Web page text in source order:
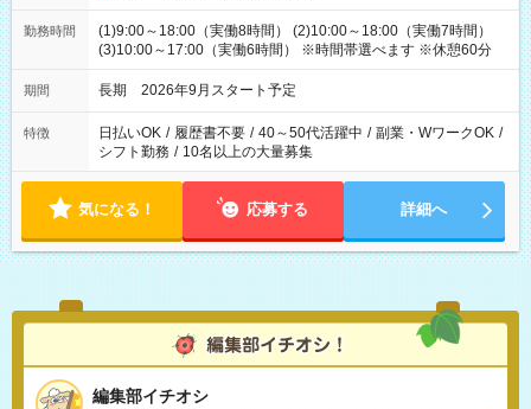
勤務時間
(1)9:00～18:00（実働8時間） (2)10:00～18:00（実働7時間）
(3)10:00～17:00（実働6時間） ※時間帯選べます ※休憩60分
期間 長期 2026年9月スタート予定
特徴 日払いOK / 履歴書不要 / 40～50代活躍中 / 副業・WワークOK /
シフト勤務 / 10名以上の大量募集
気になる！ 応募する 詳細へ
編集部イチオシ